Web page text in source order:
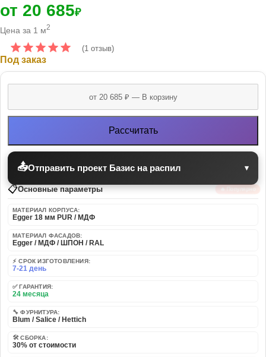
от 20 685₽
Цена за 1 м2
(1 отзыв)
Под заказ
Рассчитать
📤Отправить проект Базис на распил ▾
📋Основные параметры 🔥 Популярно
МАТЕРИАЛ КОРПУСА:
Egger 18 мм PUR / МДФ
МАТЕРИАЛ ФАСАДОВ:
Egger / МДФ / ШПОН / RAL
⚡ СРОК ИЗГОТОВЛЕНИЯ:
7-21 день
✅ ГАРАНТИЯ:
24 месяца
🔧 ФУРНИТУРА:
Blum / Salice / Hettich
🛠️ СБОРКА:
30% от стоимости